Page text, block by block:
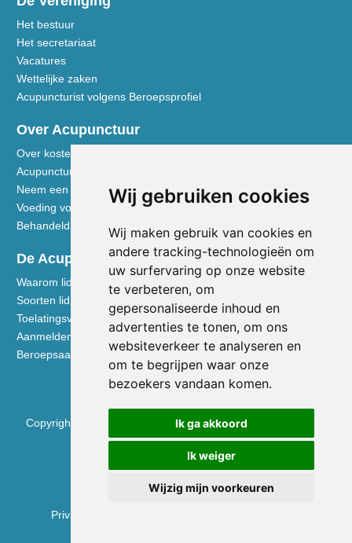
Wij gebruiken cookies
Wij maken gebruik van cookies en
andere tracking-technologieën om
uw surfervaring op onze website
te verbeteren, om
gepersonaliseerde inhoud en
advertenties te tonen, om ons
websiteverkeer te analyseren en
om te begrijpen waar onze
bezoekers vandaan komen.
Ik ga akkoord
Ik weiger
Wijzig mijn voorkeuren
Het bestuur
Het secretariaat
Vacatures
Wettelijke zaken
Acupuncturist volgens Beroepsprofiel
Over Acupunctuur
Over kosten en vergoedingen
Acupunctuur toegelicht
Neem een kijkje in de praktijk
Voeding volgens de Vijf Elementen
Behandeldisciplines - TCG
De Acupuncturist
Waarom lid worden van de NVA
Soorten lidmaatschap NVA
Toelatingsvoorwaarden
Aanmelden voor lidmaatschap
Beroepsaansprakelijkheidsverzekering
Copyright © 2026 Nederlandse Vereniging voor Acupunctuur
KVK 40531133
BTW NL0090.68.533.B01
Privacyverklaring